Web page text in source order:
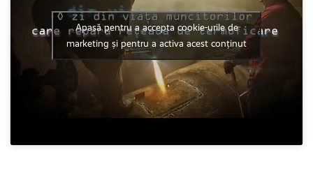
Apasă pentru a accepta cookie-urile de
marketing și pentru a activa acest conținut